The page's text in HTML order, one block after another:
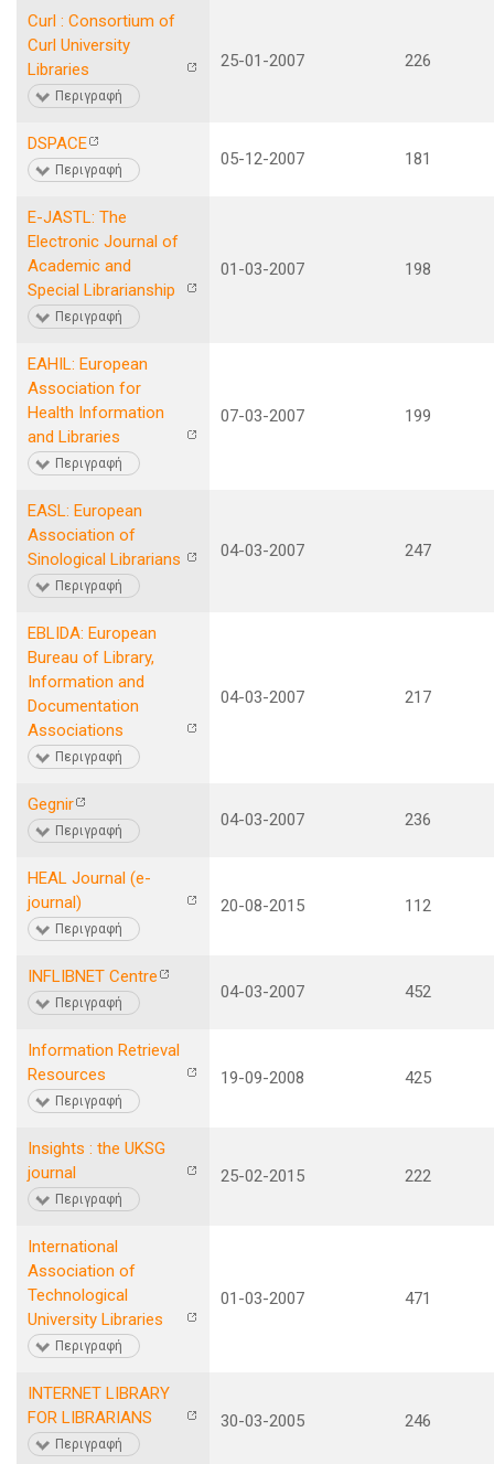
Curl : Consortium of
Curl University
Libraries
Περιγραφή
25-01-2007 226
DSPACE
Περιγραφή
05-12-2007 181
E-JASTL: The
Electronic Journal of
Academic and
Special Librarianship
Περιγραφή
01-03-2007 198
EAHIL: European
Association for
Health Information
and Libraries
Περιγραφή
07-03-2007 199
EASL: European
Association of
Sinological Librarians
Περιγραφή
04-03-2007 247
EBLIDA: European
Bureau of Library,
Information and
Documentation
Associations
Περιγραφή
04-03-2007 217
Gegnir
Περιγραφή
04-03-2007 236
HEAL Journal (e-
journal)
Περιγραφή
20-08-2015 112
INFLIBNET Centre
Περιγραφή
04-03-2007 452
Information Retrieval
Resources
Περιγραφή
19-09-2008 425
Insights : the UKSG
journal
Περιγραφή
25-02-2015 222
International
Association of
Technological
University Libraries
Περιγραφή
01-03-2007 471
INTERNET LIBRARY
FOR LIBRARIANS
Περιγραφή
30-03-2005 246